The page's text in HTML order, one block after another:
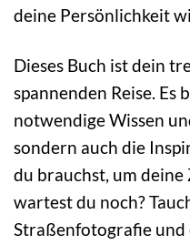
deine Persönlichkeit
Dieses Buch ist dein
spannenden Reise.
notwendige Wissen
sondern auch die
du brauchst, um
wartest du noch?
Straßenfotografie und